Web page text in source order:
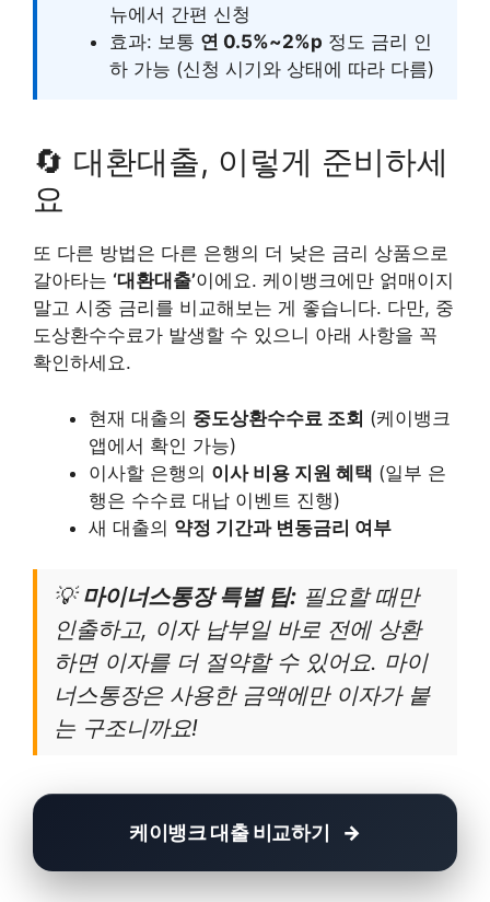
뉴에서 간편 신청
효과: 보통 연 0.5%~2%p 정도 금리 인
하 가능 (신청 시기와 상태에 따라 다름)
🔄 대환대출, 이렇게 준비하세
요
또 다른 방법은 다른 은행의 더 낮은 금리 상품으로
갈아타는 ‘대환대출’이에요. 케이뱅크에만 얽매이지
말고 시중 금리를 비교해보는 게 좋습니다. 다만, 중
도상환수수료가 발생할 수 있으니 아래 사항을 꼭
확인하세요.
현재 대출의 중도상환수수료 조회 (케이뱅크
앱에서 확인 가능)
이사할 은행의 이사 비용 지원 혜택 (일부 은
행은 수수료 대납 이벤트 진행)
새 대출의 약정 기간과 변동금리 여부
💡 마이너스통장 특별 팁: 필요할 때만
인출하고, 이자 납부일 바로 전에 상환
하면 이자를 더 절약할 수 있어요. 마이
너스통장은 사용한 금액에만 이자가 붙
는 구조니까요!
케이뱅크 대출 비교하기